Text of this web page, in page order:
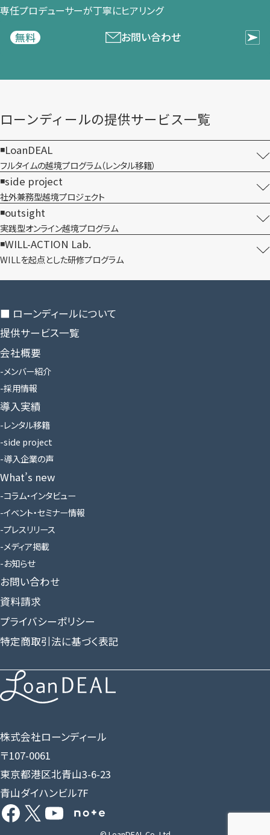
専任プロデューサーが​丁寧に​ヒアリング
無料
お問い合わせ
ローンディールの​提供サービス一覧
LoanDEAL
フルタイムの越境プログラム​（レンタル移籍）
side project
社外兼務型​越境プロジェクト
outsight
実践型オンライン​越境プログラム
WILL-ACTION Lab.
WILLを​起点とした​研修プログラム
株式会社ローンディール
〒107-0061
東京都港区北青山3-6-23
青山ダイハンビル7F
Facebook
X YouTube
Share Icon
■ ローンディールに​ついて
提供サービス一覧
会社概要
メンバー紹介
採用情報
導入実績
レンタル移籍
side project
導入企業の声
What’s new
コラム・インタビュー
イベント・セミナー情報
プレスリリース
メディア掲載
お知らせ
お問い合わせ
資料請求
プライバシーポリシー
特定商取引法に基づく表記